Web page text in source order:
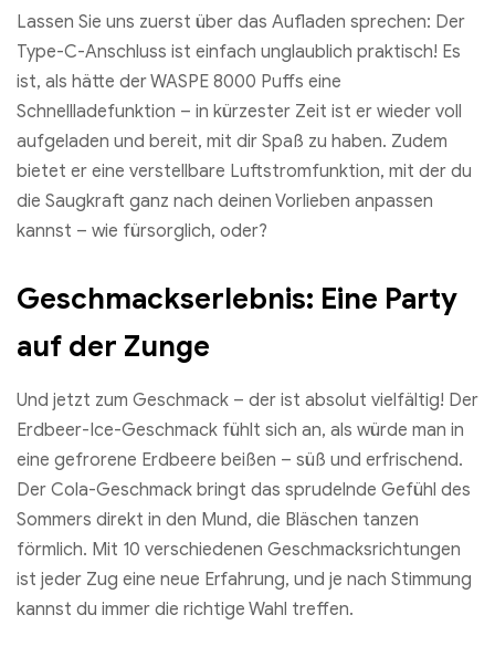
Lassen Sie uns zuerst über das Aufladen sprechen: Der
Type-C-Anschluss ist einfach unglaublich praktisch! Es
ist, als hätte der WASPE 8000 Puffs eine
Schnellladefunktion – in kürzester Zeit ist er wieder voll
aufgeladen und bereit, mit dir Spaß zu haben. Zudem
bietet er eine verstellbare Luftstromfunktion, mit der du
die Saugkraft ganz nach deinen Vorlieben anpassen
kannst – wie fürsorglich, oder?
Geschmackserlebnis: Eine Party
auf der Zunge
Und jetzt zum Geschmack – der ist absolut vielfältig! Der
Erdbeer-Ice-Geschmack fühlt sich an, als würde man in
eine gefrorene Erdbeere beißen – süß und erfrischend.
Der Cola-Geschmack bringt das sprudelnde Gefühl des
Sommers direkt in den Mund, die Bläschen tanzen
förmlich. Mit 10 verschiedenen Geschmacksrichtungen
ist jeder Zug eine neue Erfahrung, und je nach Stimmung
kannst du immer die richtige Wahl treffen.